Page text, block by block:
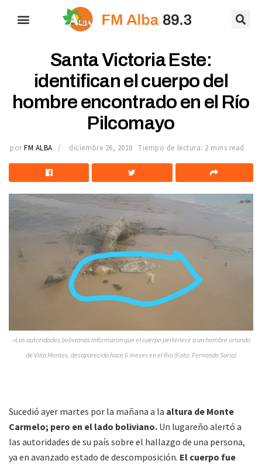
Santa Victoria Este:
identifican el cuerpo del
hombre encontrado en el Río
Pilcomayo
por FM ALBA diciembre 26, 2018 Tiempo de lectura: 2 mins read
»Las autoridades bolivianas informaron que el cuerpo pertenece a un hombre oriundo
de Villa Montes, desaparecido hace 6 meses en el Rio (Foto: Fernando Soria)
Sucedió ayer martes por la mañana a la altura de Monte
Carmelo; pero en el lado boliviano. Un lugareño alertó a
las autoridades de su país sobre el hallazgo de una persona,
ya en avanzado estado de descomposición. El cuerpo fue